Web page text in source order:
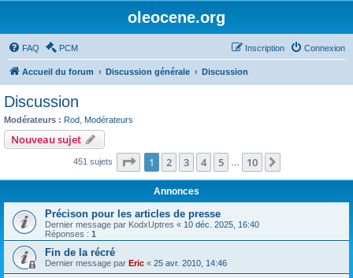
oleocene.org
FAQ PCM Connexion
Inscription
Accueil du forum Discussion générale Discussion
Discussion
Modérateurs : Rod Modérateurs
Nouveau sujet
451 sujets Page 1sur10
1 2 3 4 5 10
Annonces
Précison pour les articles de presse
Dernier message par KodxUptres « 10 déc. 2025, 16:40
Réponses : 1
Fin de la récré
Dernier message par Eric « 25 avr. 2010, 14:46